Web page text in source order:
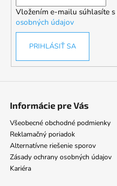
Vložením e-mailu súhlasíte s
osobných údajov
PRIHLÁSIŤ SA
Informácie pre Vás
Všeobecné obchodné podmienky
Reklamačný poriadok
Alternatívne riešenie sporov
Zásady ochrany osobných údajov
Kariéra